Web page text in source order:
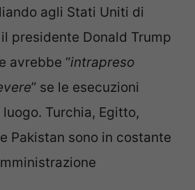
agli Stati Uniti di
presidente Donald Trump
avrebbe “intrapreso
” se le esecuzioni
Turchia, Egitto,
Pakistan sono in costante